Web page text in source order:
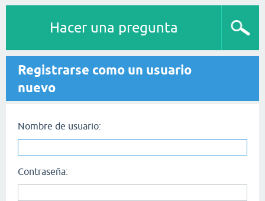
Hacer una pregunta
Registrarse como un usuario
nuevo
Nombre de usuario:
Contraseña: